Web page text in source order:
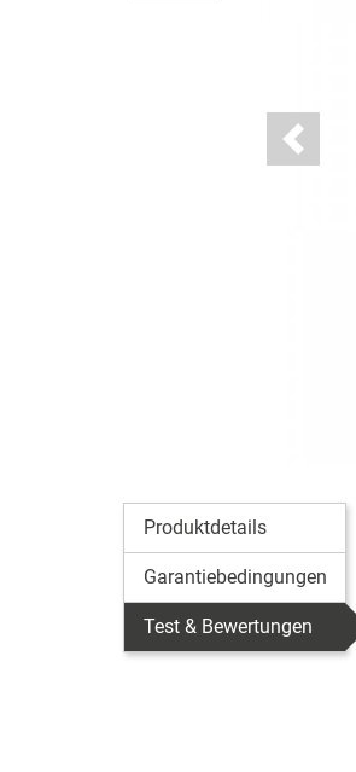
Previous
Produktdetails
Garantiebedingungen
Test & Bewertungen